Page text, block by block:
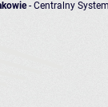
- Centralny